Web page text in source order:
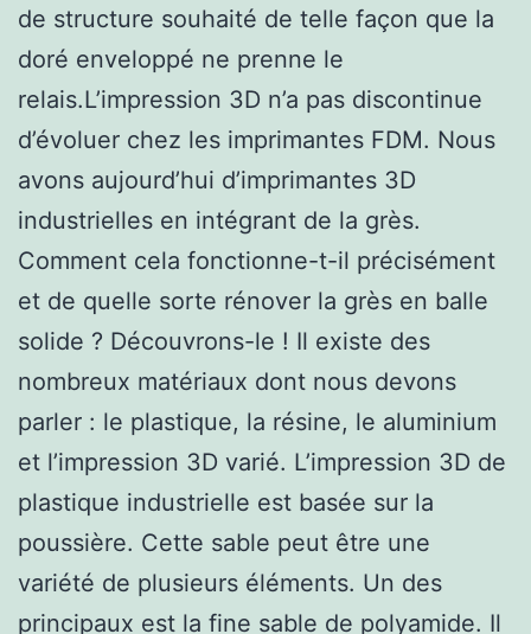
de structure souhaité de telle façon que la
doré enveloppé ne prenne le
relais.L’impression 3D n’a pas discontinue
d’évoluer chez les imprimantes FDM. Nous
avons aujourd’hui d’imprimantes 3D
industrielles en intégrant de la grès.
Comment cela fonctionne-t-il précisément
et de quelle sorte rénover la grès en balle
solide ? Découvrons-le ! Il existe des
nombreux matériaux dont nous devons
parler : le plastique, la résine, le aluminium
et l’impression 3D varié. L’impression 3D de
plastique industrielle est basée sur la
poussière. Cette sable peut être une
variété de plusieurs éléments. Un des
principaux est la fine sable de polyamide. Il